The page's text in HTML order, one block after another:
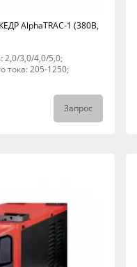
AlphaTRAC-1 (380В,
2,0/3,0/4,0/5,0;
тока: 205-1250;
Запрос